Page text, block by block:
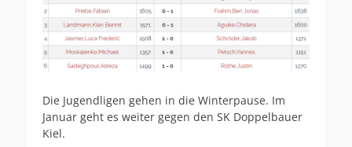
Die Jugendligen gehen in die Winterpause. Im
Januar geht es weiter gegen den SK Doppelbauer
Kiel.